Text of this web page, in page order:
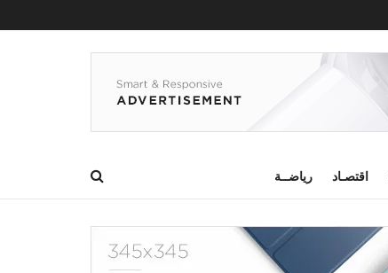
اقتصـاد رياضــة